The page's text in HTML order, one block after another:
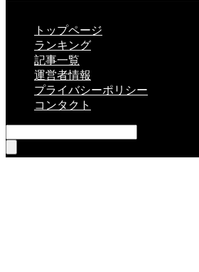
トップページ
ランキング
記事一覧
運営者情報
プライバシーポリシー
コンタクト